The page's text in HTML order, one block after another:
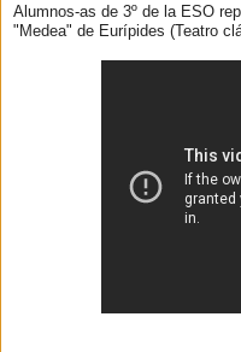
Alumnos-as de 3º de la ESO
"Medea" de Eurípides (Teatro